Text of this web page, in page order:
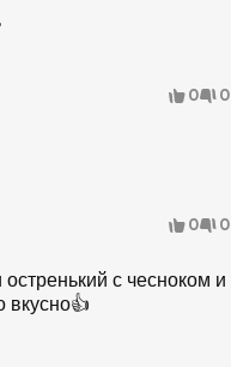
0 0
0 0
с чесноком и